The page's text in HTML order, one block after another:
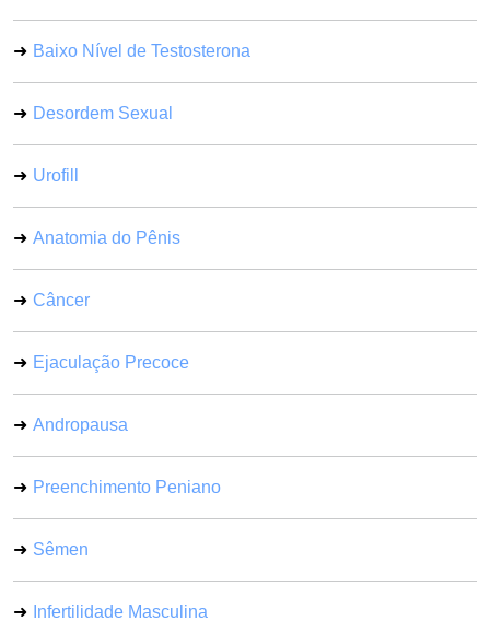
Baixo Nível de Testosterona
Desordem Sexual
Urofill
Anatomia do Pênis
Câncer
Ejaculação Precoce
Andropausa
Preenchimento Peniano
Sêmen
Infertilidade Masculina